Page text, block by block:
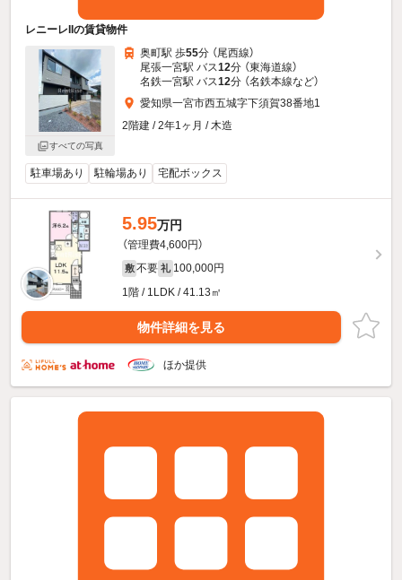
レニーレIIの賃貸物件
すべての写真
奥町駅 歩55分 （尾西線）
尾張一宮駅 バス12分 （東海道線）
名鉄一宮駅 バス12分 （名鉄本線など）
愛知県一宮市西五城字下須賀38番地1
2階建 / 2年1ヶ月 / 木造
駐車場あり 駐輪場あり 宅配ボックス
5.95万円
（管理費4,600円）
敷 不要 礼 100,000円
1階 / 1LDK / 41.13㎡
物件詳細を見る
ほか提供